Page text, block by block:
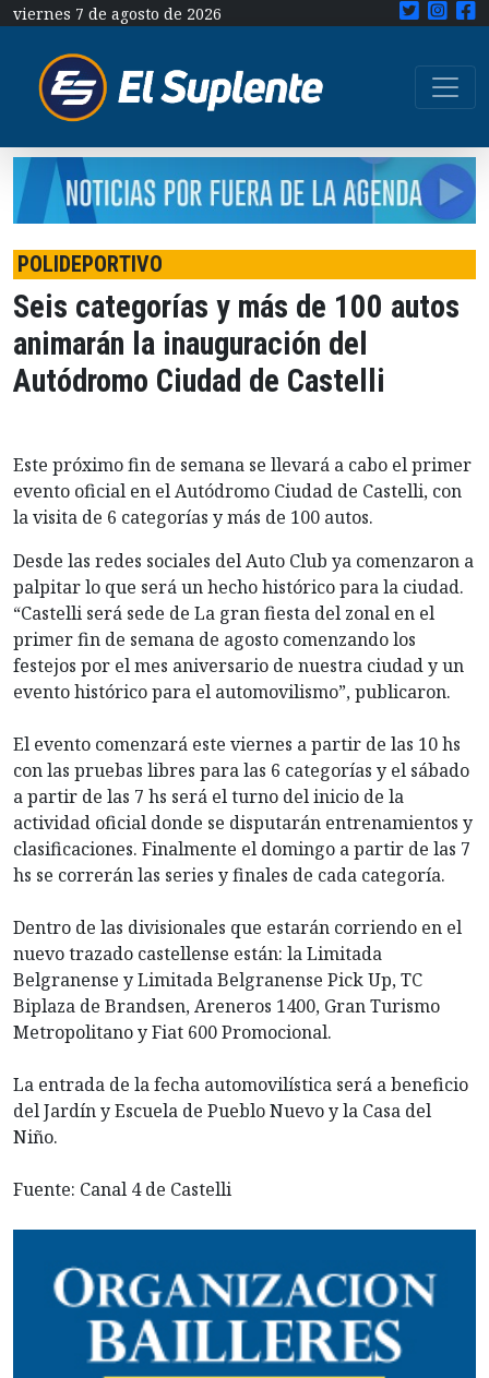
viernes 7 de agosto de 2026
POLIDEPORTIVO
Seis categorías y más de 100 autos
animarán la inauguración del
Autódromo Ciudad de Castelli
Este próximo fin de semana se llevará a cabo el primer
evento oficial en el Autódromo Ciudad de Castelli, con
la visita de 6 categorías y más de 100 autos.
Desde las redes sociales del Auto Club ya comenzaron a
palpitar lo que será un hecho histórico para la ciudad.
“Castelli será sede de La gran fiesta del zonal en el
primer fin de semana de agosto comenzando los
festejos por el mes aniversario de nuestra ciudad y un
evento histórico para el automovilismo”, publicaron.
El evento comenzará este viernes a partir de las 10 hs
con las pruebas libres para las 6 categorías y el sábado
a partir de las 7 hs será el turno del inicio de la
actividad oficial donde se disputarán entrenamientos y
clasificaciones. Finalmente el domingo a partir de las 7
hs se correrán las series y finales de cada categoría.
Dentro de las divisionales que estarán corriendo en el
nuevo trazado castellense están: la Limitada
Belgranense y Limitada Belgranense Pick Up, TC
Biplaza de Brandsen, Areneros 1400, Gran Turismo
Metropolitano y Fiat 600 Promocional.
La entrada de la fecha automovilística será a beneficio
del Jardín y Escuela de Pueblo Nuevo y la Casa del
Niño.
Fuente: Canal 4 de Castelli